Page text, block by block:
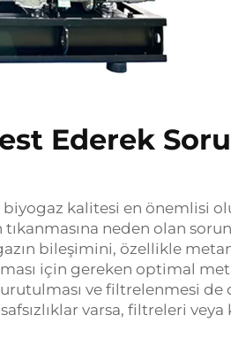
Ederek
biyogaz kalitesi en önemlisi
neden olan
bileşimini, özellikle
için gereken optimal
ve filtrelenmesi
varsa, filtreleri